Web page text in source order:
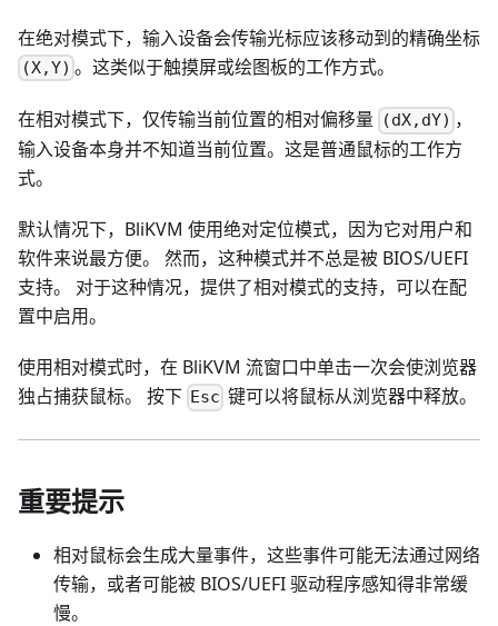
在绝对模式下，输入设备会传输光标应该移动到的精确坐标
(X,Y) 。这类似于触摸屏或绘图板的工作方式。
在相对模式下，仅传输当前位置的相对偏移量 (dX,dY) ，
输入设备本身并不知道当前位置。这是普通鼠标的工作方
式。
默认情况下，BliKVM 使用绝对定位模式，因为它对用户和
软件来说最方便。 然而，这种模式并不总是被 BIOS/UEFI
支持。 对于这种情况，提供了相对模式的支持，可以在配
置中启用。
使用相对模式时，在 BliKVM 流窗口中单击一次会使浏览器
独占捕获鼠标。 按下 Esc 键可以将鼠标从浏览器中释放。
重要提示
相对鼠标会生成大量事件，这些事件可能无法通过网络
传输，或者可能被 BIOS/UEFI 驱动程序感知得非常缓
慢。